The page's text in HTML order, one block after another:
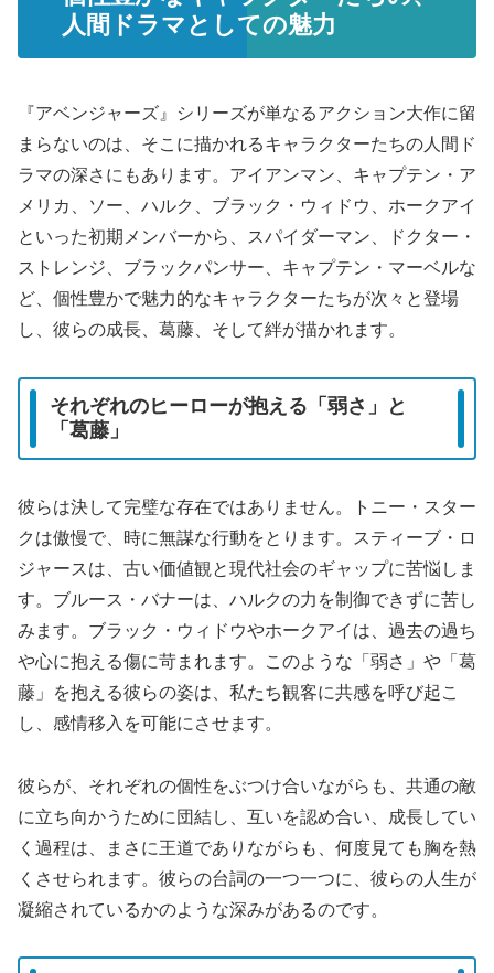
人間ドラマとしての魅力
『アベンジャーズ』シリーズが単なるアクション大作に留
まらないのは、そこに描かれるキャラクターたちの人間ド
ラマの深さにもあります。アイアンマン、キャプテン・ア
メリカ、ソー、ハルク、ブラック・ウィドウ、ホークアイ
といった初期メンバーから、スパイダーマン、ドクター・
ストレンジ、ブラックパンサー、キャプテン・マーベルな
ど、個性豊かで魅力的なキャラクターたちが次々と登場
し、彼らの成長、葛藤、そして絆が描かれます。
それぞれのヒーローが抱える「弱さ」と
「葛藤」
彼らは決して完璧な存在ではありません。トニー・スター
クは傲慢で、時に無謀な行動をとります。スティーブ・ロ
ジャースは、古い価値観と現代社会のギャップに苦悩しま
す。ブルース・バナーは、ハルクの力を制御できずに苦し
みます。ブラック・ウィドウやホークアイは、過去の過ち
や心に抱える傷に苛まれます。このような「弱さ」や「葛
藤」を抱える彼らの姿は、私たち観客に共感を呼び起こ
し、感情移入を可能にさせます。
彼らが、それぞれの個性をぶつけ合いながらも、共通の敵
に立ち向かうために団結し、互いを認め合い、成長してい
く過程は、まさに王道でありながらも、何度見ても胸を熱
くさせられます。彼らの台詞の一つ一つに、彼らの人生が
凝縮されているかのような深みがあるのです。